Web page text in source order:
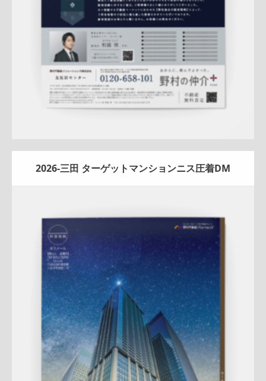
詳しく見る
2026-三田 ターゲットマンションニス圧着DM
Update:2026.03.05
折りパンフレット マンション エリア広告シリーズ広告 人
気商品 売却訴求 査定 クール プレミアム三田センター QR
コードアフターフォロー 成約御礼